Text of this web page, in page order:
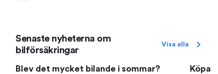
Senaste nyheterna om
bilförsäkringar
Visa alla
Blev det mycket bilande i sommar?
Köpa